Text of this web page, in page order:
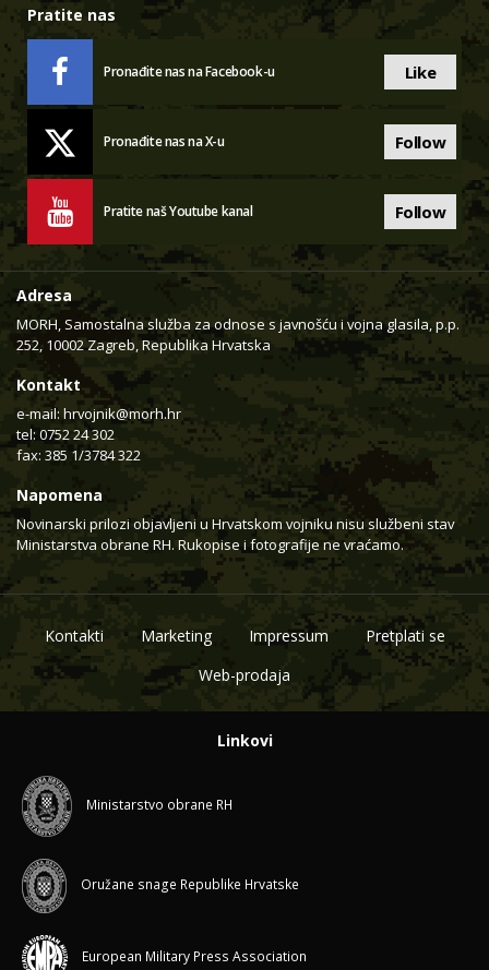
Pratite nas
Pronađite nas na Facebook-u Like
Pronađite nas na X-u Follow
Pratite naš Youtube kanal Follow
Adresa
MORH, Samostalna služba za odnose s javnošću i vojna glasila, p.p.
252, 10002 Zagreb, Republika Hrvatska
Kontakt
e-mail: hrvojnik@morh.hr
tel: 0752 24 302
fax: 385 1/3784 322
Napomena
Novinarski prilozi objavljeni u Hrvatskom vojniku nisu službeni stav
Ministarstva obrane RH. Rukopise i fotografije ne vraćamo.
Kontakti Marketing Impressum
Pretplati se
Web-prodaja
Linkovi
Ministarstvo obrane RH
Oružane snage Republike Hrvatske
European Military Press Association